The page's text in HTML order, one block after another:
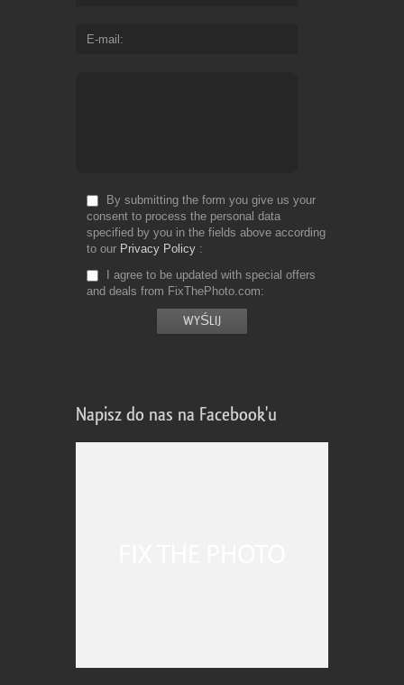
E-mail
By submitting the form you give us your
consent to process the personal data
specified by you in the fields above according
to our Privacy Policy
I agree to be updated with special offers
and deals from FixThePhoto.com
Napisz do nas na Facebook'u